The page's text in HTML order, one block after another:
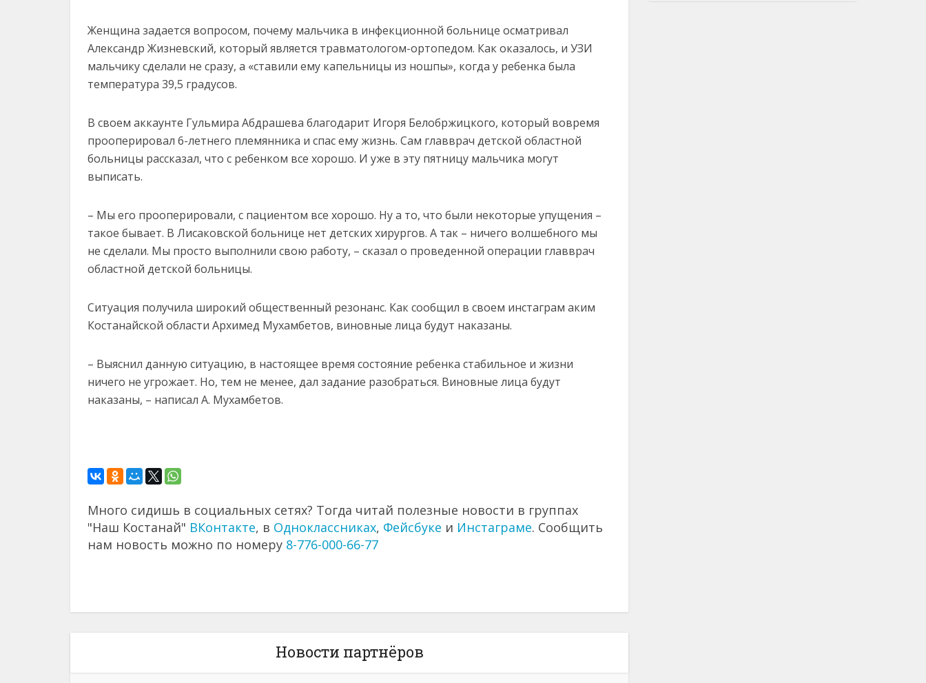
Женщина задается вопросом, почему мальчика в инфекционной больнице осматривал
Александр Жизневский, который является травматологом-ортопедом. Как оказалось, и УЗИ
мальчику сделали не сразу, а «ставили ему капельницы из ношпы», когда у ребенка была
температура 39,5 градусов.
В своем аккаунте Гульмира Абдрашева благодарит Игоря Белобржицкого, который вовремя
прооперировал 6-летнего племянника и спас ему жизнь. Сам главврач детской областной
больницы рассказал, что с ребенком все хорошо. И уже в эту пятницу мальчика могут
выписать.
– Мы его прооперировали, с пациентом все хорошо. Ну а то, что были некоторые упущения –
такое бывает. В Лисаковской больнице нет детских хирургов. А так – ничего волшебного мы
не сделали. Мы просто выполнили свою работу, – сказал о проведенной операции главврач
областной детской больницы.
Ситуация получила широкий общественный резонанс. Как сообщил в своем инстаграм аким
Костанайской области Архимед Мухамбетов, виновные лица будут наказаны.
– Выяснил данную ситуацию, в настоящее время состояние ребенка стабильное и жизни
ничего не угрожает. Но, тем не менее, дал задание разобраться. Виновные лица будут
наказаны, – написал А. Мухамбетов.
Много сидишь в социальных сетях? Тогда читай полезные новости в группах
"Наш Костанай" ВКонтакте, в Одноклассниках, Фейсбуке и Инстаграме. Сообщить
нам новость можно по номеру 8-776-000-66-77
Новости партнёров